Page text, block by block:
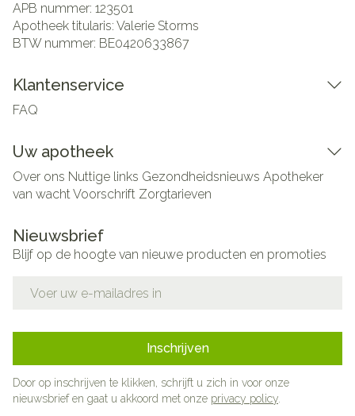
APB nummer: 123501
Apotheek titularis: Valerie Storms
BTW nummer: BE0420633867
Klantenservice
FAQ
Uw apotheek
Over ons Nuttige links Gezondheidsnieuws Apotheker
van wachtVoorschrift Zorgtarieven
Nieuwsbrief
Blijf op de hoogte van nieuwe producten en promoties
Inschrijven
Door op inschrijven te klikken, schrijft u zich in voor onze
nieuwsbrief en gaat u akkoord met onze privacy policy